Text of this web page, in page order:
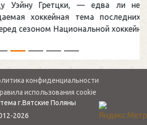
Гретцки, — едва ли не самая
тема последних лет в
Национальной хоккейной лиги
конфиденциальности
использования cookie